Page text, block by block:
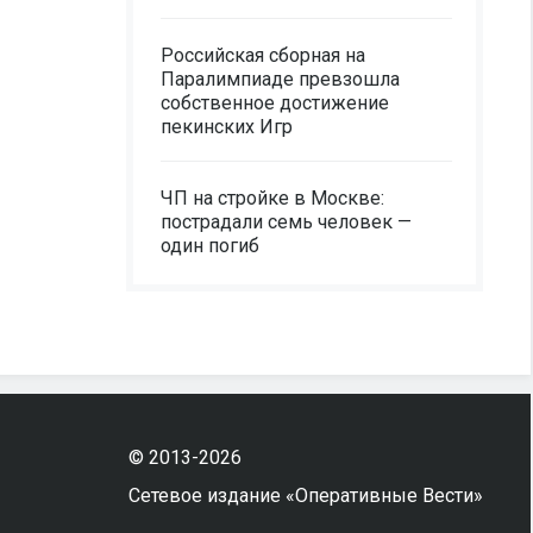
Российская сборная на
Паралимпиаде превзошла
собственное достижение
пекинских Игр
ЧП на стройке в Москве:
пострадали семь человек —
один погиб
© 2013-2026
Сетевое издание «Оперативные Вести»